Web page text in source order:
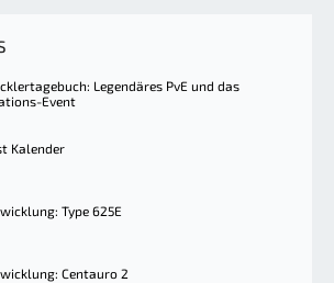
Legendäres PvE und das
Event
Kalender
Type 625E
Centauro 2